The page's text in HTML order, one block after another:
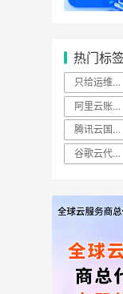
热门标
只给运维开ECS查看权限怎么做？
阿里云账号购买：（RAM）授权
腾讯云国际版
谷歌云代理商